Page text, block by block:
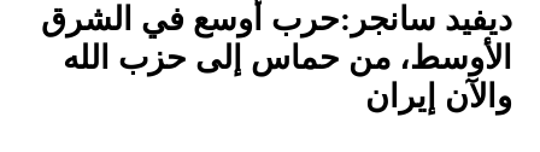
ديفيد سانجر:حرب أوسع في الشرق
الأوسط، من حماس إلى حزب الله
والآن إيران